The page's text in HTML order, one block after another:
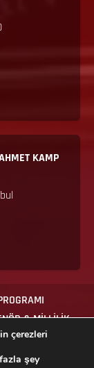
KAMP
& MİLLİLİK
çerezleri
şey